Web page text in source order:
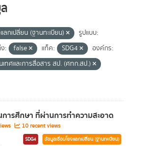
ลกเปลี่ยน (ฐานทะเบียน)
รูปแบบ:
: false แท็ค: SDG4
องค์กร:
เทศและการสื่อสาร สป. (ศทก.สป.)
ารศึกษา ที่ผ่านการทำความสะอาด
10 recent views
SDG4 ข้อมูลเชื่อมโยงแลกเปลี่ยน (ฐานทะเบียน)